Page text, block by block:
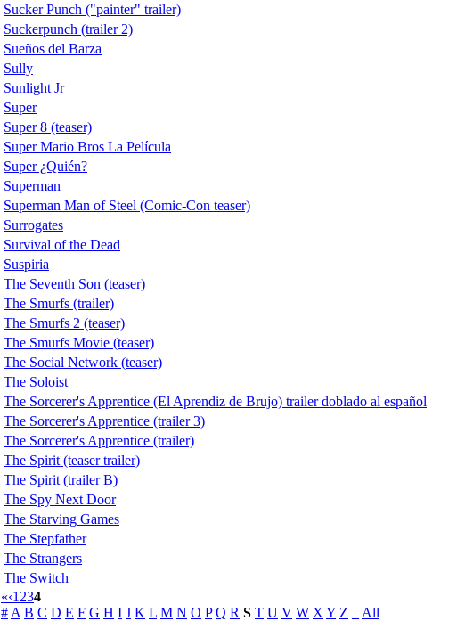
Sucker Punch ("painter" trailer)
Suckerpunch (trailer 2)
Sueños del Barza
Sully
Sunlight Jr
Super
Super 8 (teaser)
Super Mario Bros La Película
Super ¿Quién?
Superman
Superman Man of Steel (Comic-Con teaser)
Surrogates
Survival of the Dead
Suspiria
The Seventh Son (teaser)
The Smurfs (trailer)
The Smurfs 2 (teaser)
The Smurfs Movie (teaser)
The Social Network (teaser)
The Soloist
The Sorcerer's Apprentice (El Aprendiz de Brujo) trailer doblado al español
The Sorcerer's Apprentice (trailer 3)
The Sorcerer's Apprentice (trailer)
The Spirit (teaser trailer)
The Spirit (trailer B)
The Spy Next Door
The Starving Games
The Stepfather
The Strangers
The Switch
«‹1 234
# A B C D E F G H I J K L M N O P Q R S T U V W X Y Z All